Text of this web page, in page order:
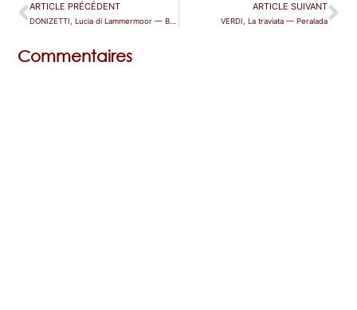
ARTICLE PRÉCÉDENT ARTICLE SUIVANT
VERDI, La traviata — Peralada
Commentaires